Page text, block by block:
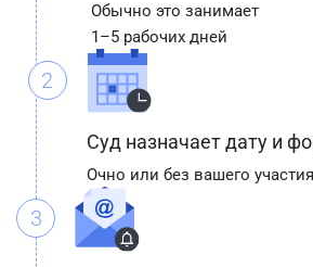
Обычно это занимает
1–5 рабочих дней
2
Суд назначает дату и
Очно или без вашего
3